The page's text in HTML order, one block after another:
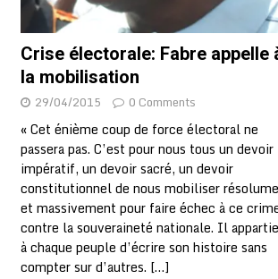
Crise électorale: Fabre appelle
la mobilisation
29/04/2015 0 Comments
« Cet énième coup de force électoral ne
passera pas. C’est pour nous tous un devoir
impératif, un devoir sacré, un devoir
constitutionnel de nous mobiliser
et massivement pour faire échec à ce
contre la souveraineté nationale. Il
à chaque peuple d’écrire son histoire sans
compter sur d’autres. […]